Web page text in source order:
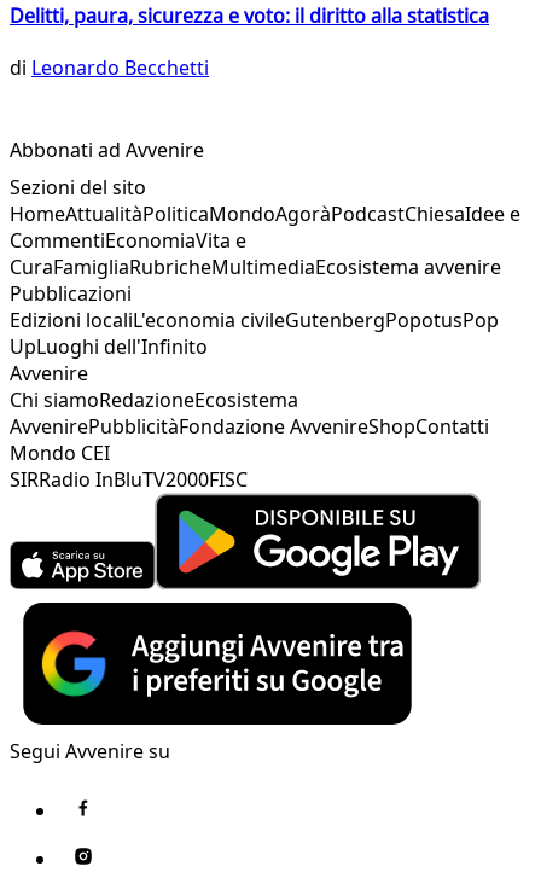
Delitti, paura, sicurezza e voto: il diritto alla statistica
di Leonardo Becchetti
Abbonati ad Avvenire
Sezioni del sito
HomeAttualitàPoliticaMondoAgoràPodcastChiesaIdee e
CommentiEconomiaVita e
CuraFamigliaRubricheMultimediaEcosistema avvenire
Pubblicazioni
Edizioni localiL'economia civileGutenbergPopotusPop
UpLuoghi dell'Infinito
Avvenire
Chi siamoRedazioneEcosistema
AvvenirePubblicitàFondazione AvvenireShopContatti
Mondo CEI
SIRRadio InBluTV2000FISC
Segui Avvenire su